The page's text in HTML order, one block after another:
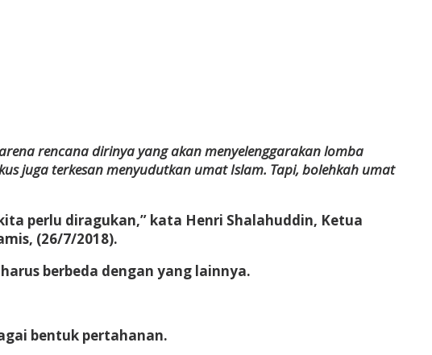
rencana dirinya yang akan menyelenggarakan lomba
juga terkesan menyudutkan umat Islam. Tapi, bolehkah umat
perlu diragukan,” kata Henri Shalahuddin, Ketua
(26/7/2018).
berbeda dengan yang lainnya.
bentuk pertahanan.